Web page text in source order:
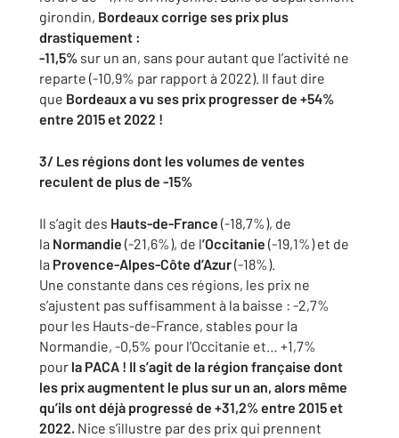
girondin, Bordeaux corrige ses prix plus
drastiquement :
-11,5% sur un an, sans pour autant que l’activité ne
reparte (-10,9% par rapport à 2022). Il faut dire
que Bordeaux a vu ses prix progresser de +54%
entre 2015 et 2022 !
3/ Les régions dont les volumes de ventes
reculent de plus de -15%
Il s’agit des Hauts-de-France (-18,7%), de
la Normandie (-21,6%), de l’Occitanie (-19,1%) et de
la Provence-Alpes-Côte d’Azur(-18%).
Une constante dans ces régions, les prix ne
s’ajustent pas suffisamment à la baisse : -2,7%
pour les Hauts-de-France, stables pour la
Normandie, -0,5% pour l’Occitanie et… +1,7%
pour la PACA ! Il s’agit de la région française dont
les prix augmentent le plus sur un an, alors même
qu’ilsont déjà progressé de +31,2% entre 2015 et
2022. Nice s’illustre par des prix qui prennent